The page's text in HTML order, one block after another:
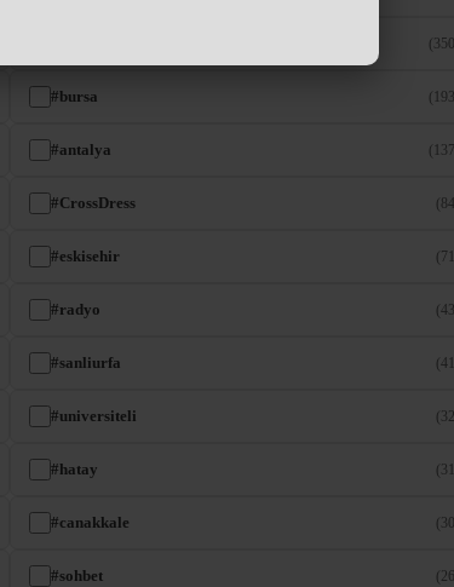
#bursa
#antalya
#CrossDress
#eskisehir
#radyo
#sanliurfa
#universiteli
#hatay
#canakkale
#sohbet